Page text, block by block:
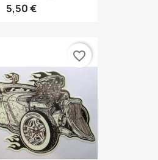
5,50 €
favorite_border